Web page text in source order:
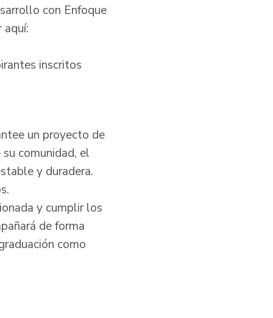
con Enfoque
inscritos
un proyecto de
comunidad, el
y duradera.
y cumplir los
de forma
como